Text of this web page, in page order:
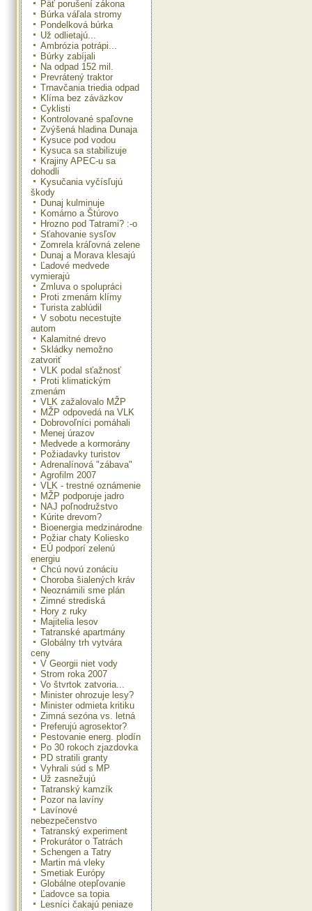
Päť porušení zákona
Búrka váľala stromy
Pondelková búrka
Už odlietajú...
Ambrózia potrápi...
Búrky zabíjali
Na odpad 152 mil.
Prevrátený traktor
Trnavčania triedia odpad
Klíma bez záväzkov
Cyklisti
Kontrolované spaľovne
Zvýšená hladina Dunaja
Kysuce pod vodou
Kysuca sa stabilizuje
Krajiny APEC-u sa
dohodli
Kysučania vyčísľujú
škody
Dunaj kulminuje
Komárno a Štúrovo
Hrozno pod Tatrami? :-o
Sťahovanie sysľov
Zomrela kráľovná zelene
Dunaj a Morava klesajú
Ľadové medvede
vymierajú
Zmluva o spolupráci
Proti zmenám klímy
Turista zablúdil
V sobotu necestujte
autom
Kalamitné drevo
Skládky nemožno
zatvoriť
VLK podal sťažnosť
Proti klimatickým
zmenám
VLK zažalovalo MŽP
MŽP odpovedá na VLK
Dobrovoľníci pomáhali
Menej úrazov
Medvede a kormorány
Požiadavky turistov
Adrenalínová "zábava"
Agrofilm 2007
VLK - trestné oznámenie
MŽP podporuje jadro
NAJ poľnodružstvo
Kúrite drevom?
Bioenergia medzinárodne
Požiar chaty Koliesko
EÚ podporí zelenú
energiu
Chcú novú zonáciu
Choroba šialených kráv
Neoznámili sme plán
Zimné strediská
Hory z ruky
Majitelia lesov
Tatranské apartmány
Globálny trh vytvára
ceny
V Georgii niet vody
Strom roka 2007
Vo štvrtok zatvoria...
Minister ohrozuje lesy?
Minister odmieta kritiku
Zimná sezóna vs. letná
Preferujú agrosektor?
Pestovanie energ. plodín
Po 30 rokoch zjazdovka
PD stratili granty
Vyhrali súd s MP
Už zasnežujú
Tatranský kamzík
Pozor na lavíny
Lavínové
nebezpečenstvo
Tatranský experiment
Prokurátor o Tatrách
Schengen a Tatry
Martin má vleky
Smetiak Európy
Globálne otepľovanie
Ľadovce sa topia
Lesníci čakajú peniaze